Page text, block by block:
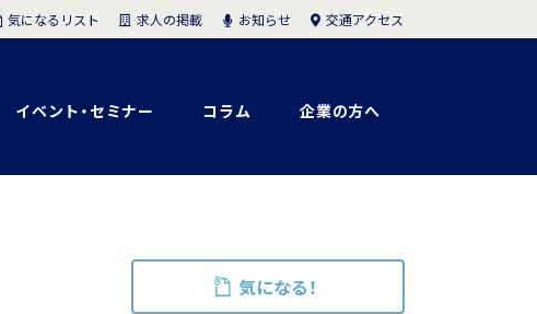
イベント・セミナー コラム 企業の方へ
気になるリスト 求人の掲載 お知らせ 交通アクセス
気になる！